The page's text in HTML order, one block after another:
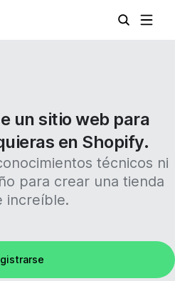
un sitio web para
en Shopify.
técnicos ni
para crear una tienda
increíble.